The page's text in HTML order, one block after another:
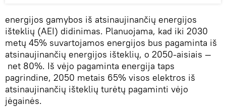
energijos gamybos iš atsinaujinančių energijos
išteklių (AEI) didinimas. Planuojama, kad iki 2030
metų 45% suvartojamos energijos bus pagaminta iš
atsinaujinančių energijos išteklių, o 2050-aisiais —
net 80%. Iš vėjo pagaminta energija taps
pagrindine, 2050 metais 65% visos elektros iš
atsinaujinančių išteklių turėtų pagaminti vėjo
jėgainės.